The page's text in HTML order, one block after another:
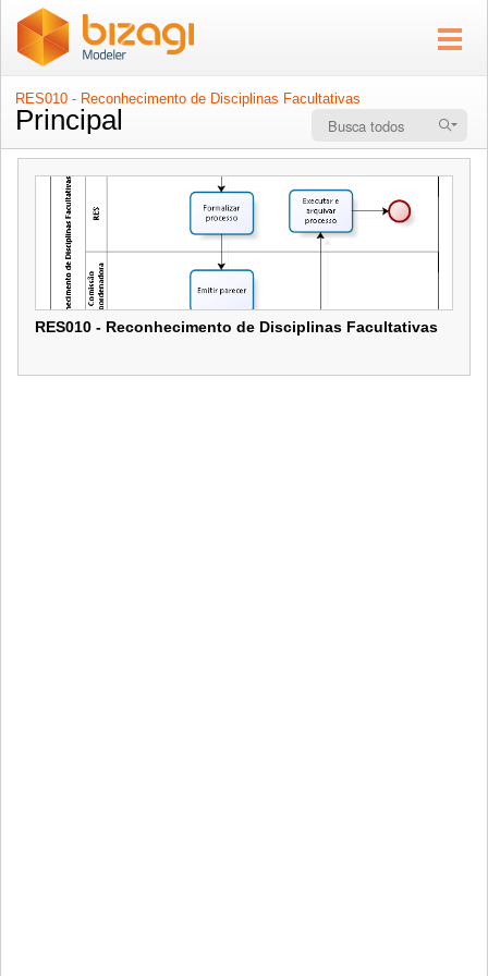
RES010 - Reconhecimento de Disciplinas Facultativas
Principal
RES010 - Reconhecimento de Disciplinas Facultativas